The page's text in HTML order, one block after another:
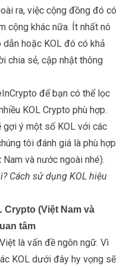
ra, việc cộng đồng đó có
cộng khác nữa. Ít nhất nó
hoặc KOL đó có khả
chia sẻ, cập nhật thông
để bạn có thể lọc
KOL Crypto phù hợp.
gợi ý một số KOL với các
tôi đánh giá là phù hợp
và nước ngoài nhé).
Cách sử dụng KOL hiệu
Crypto (Việt Nam và
tâm
là vấn đề ngôn ngữ. Vì
KOL dưới đây hy vọng sẽ